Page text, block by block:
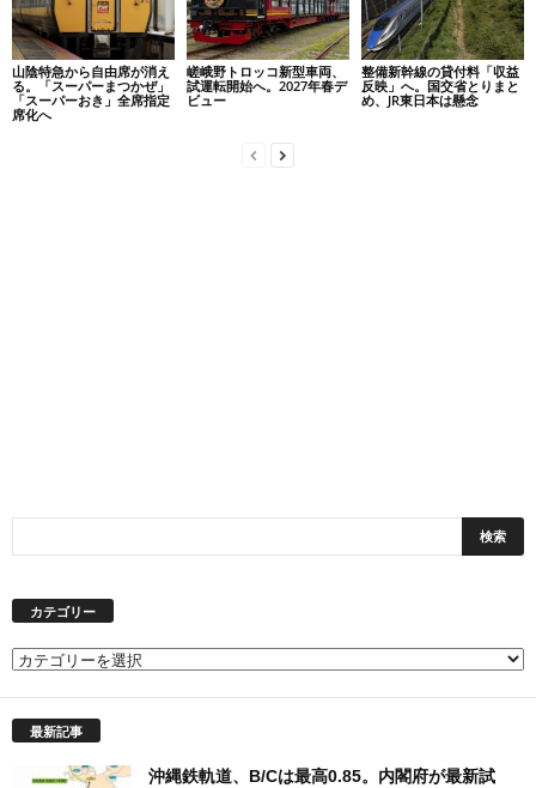
山陰特急から自由席が消え
る。「スーパーまつかぜ」
「スーパーおき」全席指定
席化へ
嵯峨野トロッコ新型車両、
試運転開始へ。2027年春デ
ビュー
整備新幹線の貸付料「収益
反映」へ。国交省とりまと
め、JR東日本は懸念
カテゴリー
カ
最新記事
沖縄鉄軌道、B/Cは最高0.85。内閣府が最新試